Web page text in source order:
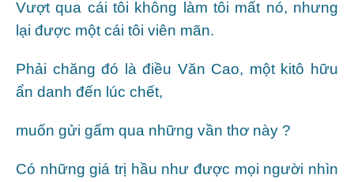
Vượt qua cái tôi không làm tôi mất nó, nhưng
lại được một cái tôi viên mãn.
Phải chăng đó là điều Văn Cao, một kitô hữu
ẩn danh đến lúc chết,
muốn gửi gấm qua những vần thơ này ?
Có những giá trị hầu như được mọi người nhìn